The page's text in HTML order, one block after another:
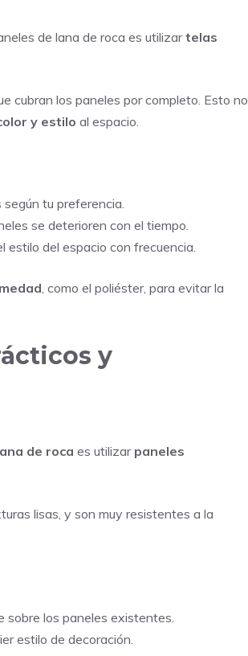
de lana de roca es utilizartelas
cubran los paneles por completo. Esto no
y estilo al espacio.
tu preferencia.
se deterioren con el tiempo.
estilo del espacio con frecuencia.
, como el poliéster, para evitar la
y
de roca es utilizar paneles
lisas, y son muy resistentes a la
sobre los paneles existentes.
estilo de decoración.